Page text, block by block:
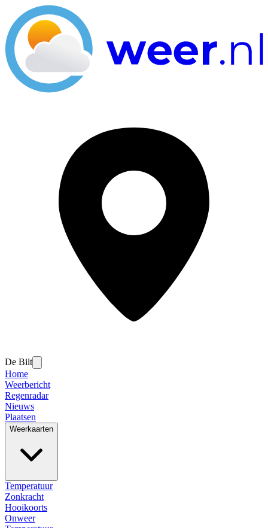
De Bilt
Home
Weerbericht
Regenradar
Nieuws
Plaatsen
Weerkaarten
Temperatuur
Zonkracht
Hooikoorts
Onweer